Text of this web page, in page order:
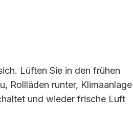
Lüften Sie in den frühen
Rollläden runter, Klimaanlage
und wieder frische Luft